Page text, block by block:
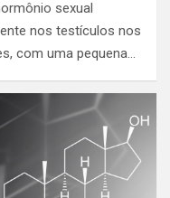
sexual
nos testículos nos
com uma pequena…